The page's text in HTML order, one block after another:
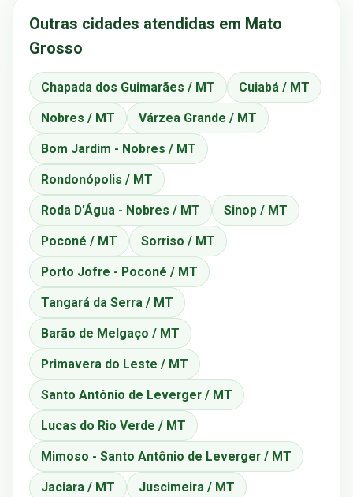
Outras cidades atendidas em Mato
Grosso
Chapada dos Guimarães / MT Cuiabá / MT
Nobres / MT Várzea Grande / MT
Bom Jardim - Nobres / MT
Rondonópolis / MT
Roda D'Água - Nobres / MT Sinop / MT
Poconé / MT Sorriso / MT
Porto Jofre - Poconé / MT
Tangará da Serra / MT
Barão de Melgaço / MT
Primavera do Leste / MT
Santo Antônio de Leverger / MT
Lucas do Rio Verde / MT
Mimoso - Santo Antônio de Leverger / MT
Jaciara / MT Juscimeira / MT